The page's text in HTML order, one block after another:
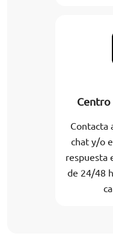
Contacta
chat y/o
respuesta
de 24/48